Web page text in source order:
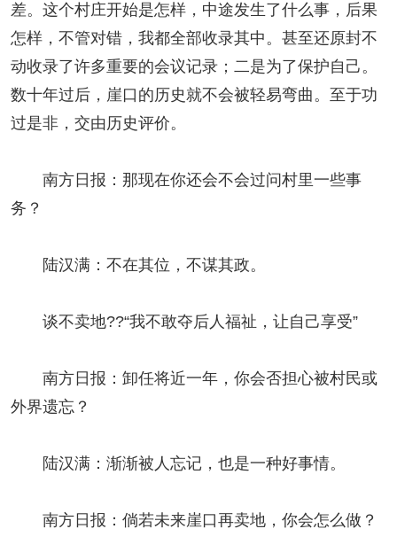
差。这个村庄开始是怎样，中途发生了什么事，后果
怎样，不管对错，我都全部收录其中。甚至还原封不
动收录了许多重要的会议记录；二是为了保护自己。
数十年过后，崖口的历史就不会被轻易弯曲。至于功
过是非，交由历史评价。
南方日报：那现在你还会不会过问村里一些事
务？
陆汉满：不在其位，不谋其政。
谈不卖地??“我不敢夺后人福祉，让自己享受”
南方日报：卸任将近一年，你会否担心被村民或
外界遗忘？
陆汉满：渐渐被人忘记，也是一种好事情。
南方日报：倘若未来崖口再卖地，你会怎么做？